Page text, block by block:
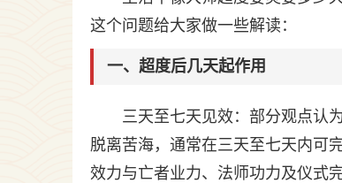
这个问题给大家做一些解读：
一、超度后几天起作用
三天至七天见效：部分观点认
脱离苦海，通常在三天至七天内可
效力与亡者业力、法师功力及仪式